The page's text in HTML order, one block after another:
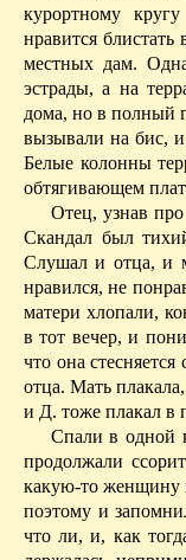
курортному
нравится
местных дам.
эстрады, а на
дома, но в полный
вызывали на бис, и
Белые колонны
обтягивающем
Отец, узнав
Скандал был
Слушал и отца, и
нравился, не
матери хлопали,
в тот вечер, и
что она
отца. Мать плакала,
и Д. тоже плакал в
Спали в одной
продолжали
какую-то женщину
поэтому и
что ли, и, как